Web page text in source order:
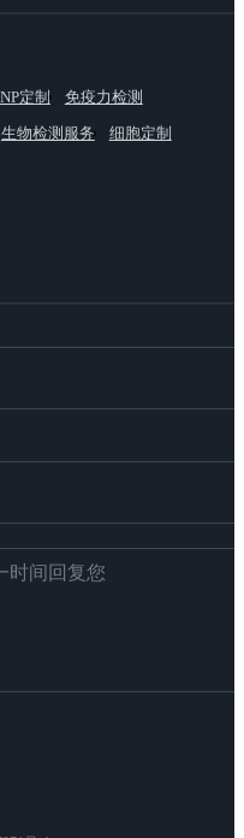
定制
免疫力检测
生物检测服务 细胞定制